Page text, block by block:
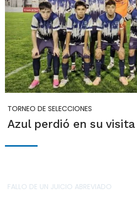
TORNEO DE SELECCIONES
Azul perdió en su
FALLO DE UN JUICIO ABREVIADO